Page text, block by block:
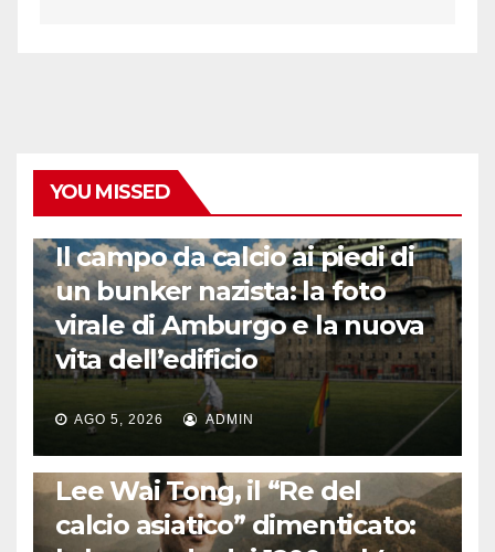
YOU MISSED
Il campo da calcio ai piedi di
un bunker nazista: la foto
virale di Amburgo e la nuova
vita dell’edificio
AGO 5, 2026 ADMIN
LA STORIA DEL CALCIO
Lee Wai Tong, il “Re del
calcio asiatico” dimenticato: